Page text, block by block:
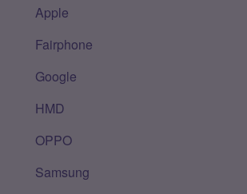
Apple
Fairphone
Google
HMD
OPPO
Samsung